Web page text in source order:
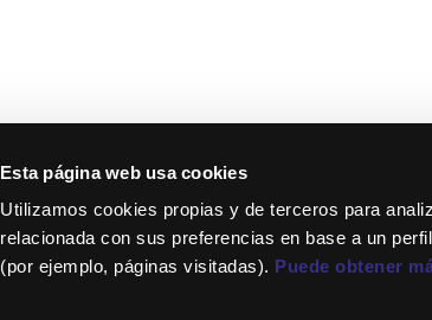
Esta página web usa cookies
Utilizamos cookies propias y de terceros para
relacionada con sus preferencias en base a un
(por ejemplo, páginas visitadas). Puede obtener